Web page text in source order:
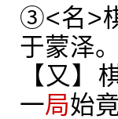
③<名>
于蒙泽
【又】
一局始